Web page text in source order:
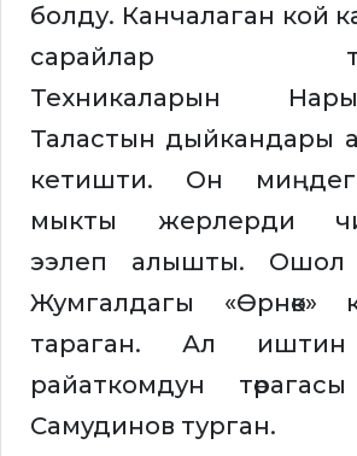
болду. Канчалаган кой
сарайлар
Техникаларын
Таластын дыйкандары
кетишти. Он
мыкты жерлерди
ээлеп алышты. Ошол
Жумгалдагы «Өрнөк»
тараган. Ал
райаткомдун
Самудинов турган.